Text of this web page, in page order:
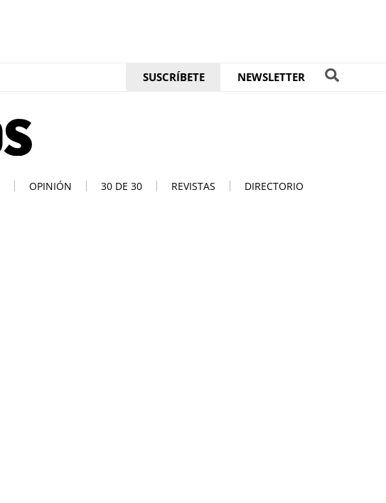
SUSCRÍBETE NEWSLETTER
OPINIÓN 30 DE 30 REVISTAS DIRECTORIO